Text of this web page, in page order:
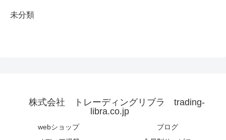
未分類
株式会社 トレーディングリブラ trading-
libra.co.jp
webショップ
ブログ